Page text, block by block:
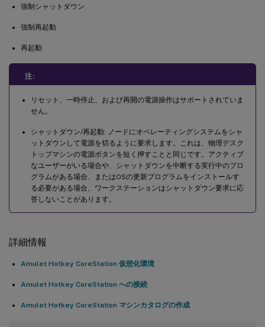
強制シャットダウン
強制再起動
再起動
注:
リセット、一時停止、および再開の電源操作はサポートされていま
せん。
シャットダウン/再起動: ノードにオペレーティングシステムをシャ
ットダウンして電源を切るように要求します。これは、物理デスク
トップマシンの電源ボタンを短く押すことと同じです。アクティブ
なユーザーがいる場合や、シャットダウンを中断する実行中のプロ
グラムがある場合、またはOSの更新プログラムをインストールす
る必要がある場合、ワークステーションはシャットダウン要求に応
答しないことがあります。
詳細情報
Amulet Hotkey CoreStation 仮想化環境
Amulet Hotkey CoreStation への接続
Amulet Hotkey CoreStation マシンカタログの作成